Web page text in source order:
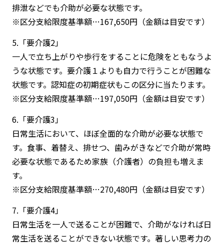
排泄などでも介助が必要な状態です。
※区分支給限度基準額…167,650円（金額は目安です）
5.「要介護2」
一人で立ち上がりや歩行をすることに危険をともなうよ
うな状態です。要介護１よりも自力で行うことが困難な
状態です。認知症の初期症状もこの区分に当たります。
※区分支給限度基準額…197,050円（金額は目安です）
6.「要介護3」
日常生活において、ほぼ全面的な介助が必要な状態で
す。食事、着替え、排せつ、歯みがきなどで介助が常時
必要な状態であるため家族（介護者）の負担も増えま
す。
※区分支給限度基準額…270,480円（金額は目安です）
7.「要介護4」
日常生活を一人で送ることが困難で、介助がなければ日
常生活を送ることができない状態です。著しい思考力の